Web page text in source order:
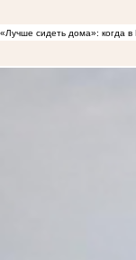
«Лучше сидеть дома»: когда в